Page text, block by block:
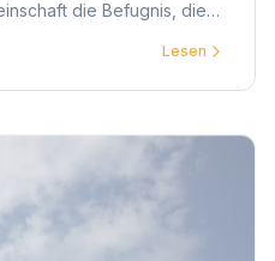
die Befugnis, die
geltend zu
Lesen